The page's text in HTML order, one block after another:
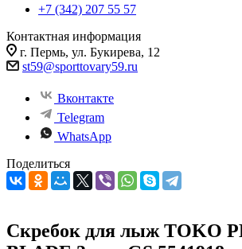
+7 (342) 207 55 57
Контактная информация
г. Пермь, ул. Букирева, 12
st59@sporttovary59.ru
Вконтакте
Telegram
WhatsApp
Поделиться
Скребок для лыж TOKO